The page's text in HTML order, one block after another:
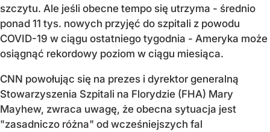
szczytu. Ale jeśli obecne tempo się utrzyma - średnio
ponad 11 tys. nowych przyjęć do szpitali z powodu
COVID-19 w ciągu ostatniego tygodnia - Ameryka może
osiągnąć rekordowy poziom w ciągu miesiąca.
CNN powołując się na prezes i dyrektor generalną
Stowarzyszenia Szpitali na Florydzie (FHA) Mary
Mayhew, zwraca uwagę, że obecna sytuacja jest
"zasadniczo różna" od wcześniejszych fal